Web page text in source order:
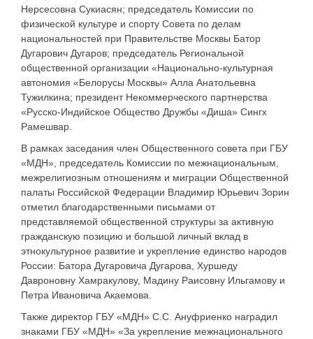
Нерсесовна Сукиасян; председатель Комиссии по
физической культуре и спорту Совета по делам
национальностей при Правительстве Москвы Батор
Дугарович Дугаров; председатель Региональной
общественной организации «Национально-культурная
автономия «Белорусы Москвы» Алла Анатольевна
Тужилкина; президент Некоммерческого партнерства
«Русско-Индийское Общество Дружбы «Диша» Сингх
Рамешвар.
В рамках заседания член Общественного совета при ГБУ
«МДН», председатель Комиссии по межнациональным,
межрелигиозным отношениям и миграции Общественной
палаты Российской Федерации Владимир Юрьевич Зорин
отметил благодарственными письмами от
представляемой общественной структуры за активную
гражданскую позицию и большой личный вклад в
этнокультурное развитие и укрепление единство народов
России: Батора Дугаровича Дугарова, Хуршеду
Давроновну Хамракулову, Мадину Раисовну Ильгамову и
Петра Ивановича Акаемова.
Также директор ГБУ «МДН» С.С. Ануфриенко наградил
знаками ГБУ «МДН» «За укрепление межнационального